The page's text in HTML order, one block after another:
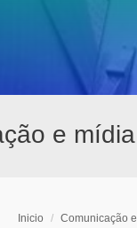
e
Inicio / Comunicação